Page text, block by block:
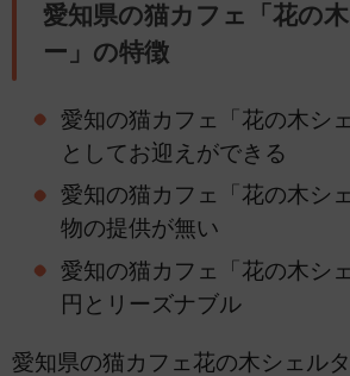
愛知県の猫カフェ「花の
ー」の特徴
愛知の猫カフェ「花の木シ
としてお迎えができる
愛知の猫カフェ「花の木シ
物の提供が無い
愛知の猫カフェ「花の木シ
円とリーズナブル
愛知県の猫カフェ花の木シェル